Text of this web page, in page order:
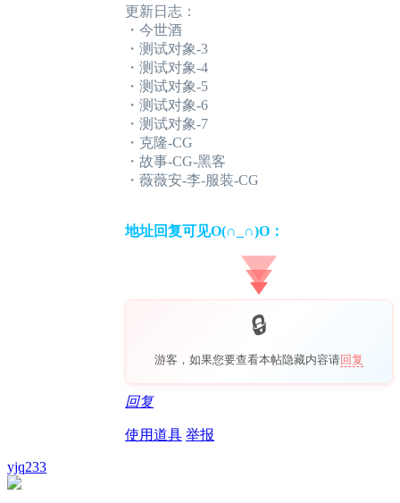
更新日志：
・今世酒
・测试对象-3
・测试对象-4
・测试对象-5
・测试对象-6
・测试对象-7
・克隆-CG
・故事-CG-黑客
・薇薇安-李-服装-CG
地址回复可见O(∩_∩)O：
游客，如果您要查看本帖隐藏内容请回复
回复
使用道具 举报
yjq233